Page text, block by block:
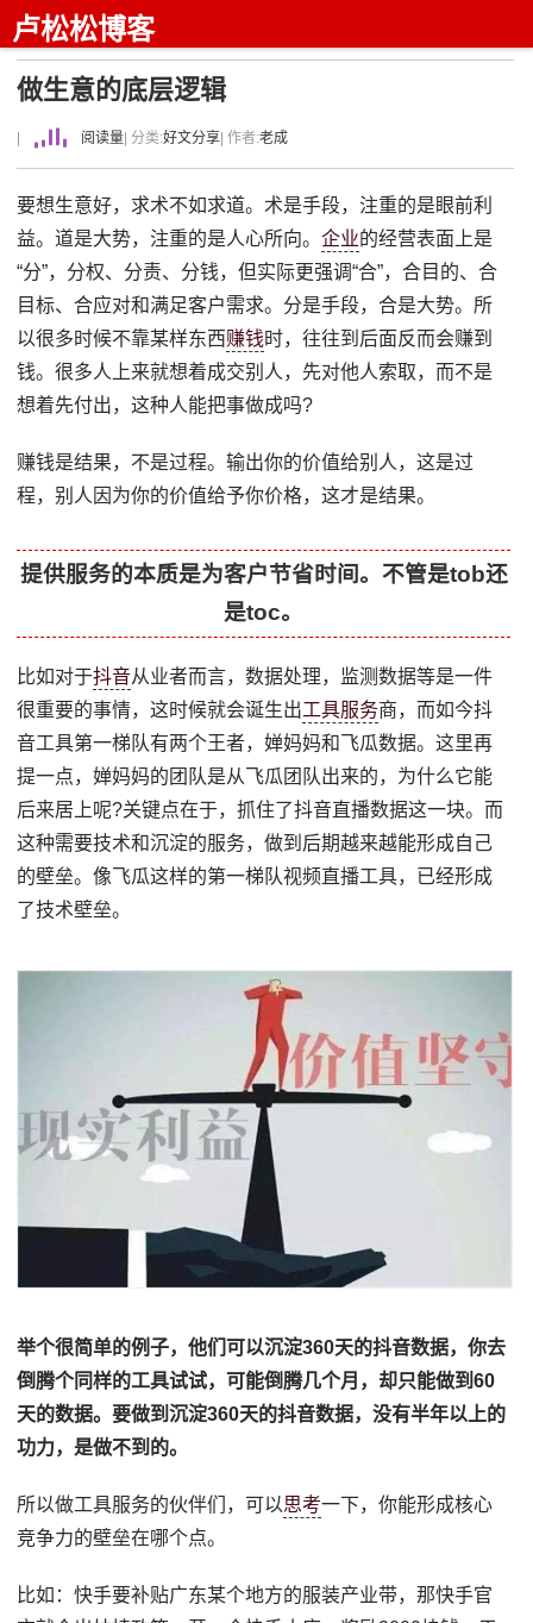
卢松松博客
做生意的底层逻辑
阅读量 | 分类:好文分享 | 作者:老成
要想生意好，求术不如求道。术是手段，注重的是眼前利
益。道是大势，注重的是人心所向。企业的经营表面上是
“分”，分权、分责、分钱，但实际更强调“合”，合目的、合
目标、合应对和满足客户需求。分是手段，合是大势。所
以很多时候不靠某样东西赚钱时，往往到后面反而会赚到
钱。很多人上来就想着成交别人，先对他人索取，而不是
想着先付出，这种人能把事做成吗?
赚钱是结果，不是过程。输出你的价值给别人，这是过
程，别人因为你的价值给予你价格，这才是结果。
提供服务的本质是为客户节省时间。不管是tob还
是toc。
比如对于抖音从业者而言，数据处理，监测数据等是一件
很重要的事情，这时候就会诞生出工具服务商，而如今抖
音工具第一梯队有两个王者，婵妈妈和飞瓜数据。这里再
提一点，婵妈妈的团队是从飞瓜团队出来的，为什么它能
后来居上呢?关键点在于，抓住了抖音直播数据这一块。而
这种需要技术和沉淀的服务，做到后期越来越能形成自己
的壁垒。像飞瓜这样的第一梯队视频直播工具，已经形成
了技术壁垒。
举个很简单的例子，他们可以沉淀360天的抖音数据，你去
倒腾个同样的工具试试，可能倒腾几个月，却只能做到60
天的数据。要做到沉淀360天的抖音数据，没有半年以上的
功力，是做不到的。
所以做工具服务的伙伴们，可以思考一下，你能形成核心
竞争力的壁垒在哪个点。
比如：快手要补贴广东某个地方的服装产业带，那快手官